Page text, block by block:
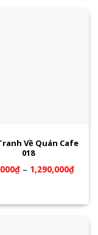
Về Quán Cafe
018
₫– 1,290,000₫